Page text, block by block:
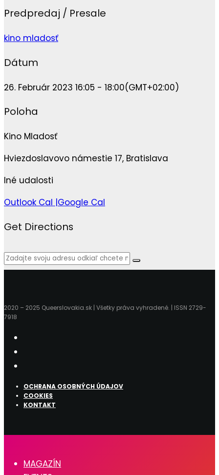
Predpredaj / Presale
kino mladosť
Dátum
26. Február 2023 16:05 - 18:00(GMT+02:00)
Poloha
Kino Mladosť
Hviezdoslavovo námestie 17, Bratislava
Iné udalosti
Outlook Cal |Google Cal
Get Directions
2020 – 2025 Queerslovakia.sk | Všetky práva vyhradené. | ISSN 2729-
7918
OCHRANA OSOBNÝCH ÚDAJOV
COOKIES
KONTAKT
MAGAZÍN